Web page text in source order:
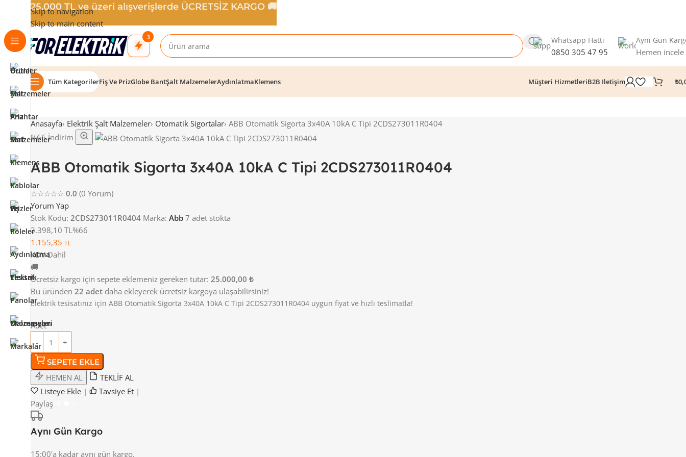
Skip to navigation
Skip to main content
3 Whatsapp Hattı
0850 305 47 95
Aynı Gün
Hemen incele
Tüm KategorilerFiş Ve PrizGlobe BantŞalt MalzemelerAydınlatmaKlemens Müşteri HizmetleriB2B Iletişim ₺
Anasayfa› Elektrik Şalt Malzemeler› Otomatik Sigortalar› ABB Otomatik Sigorta 3x40A 10kA C Tipi 2CDS273011R0404
%66 İndirim
ABB Otomatik Sigorta 3x40A 10kA C Tipi 2CDS273011R0404
☆☆☆☆☆ 0.0 (0 Yorum)
Yorum Yap
Stok Kodu: 2CDS273011R0404 Marka: Abb 7 adet stokta
3.398,10 TL%66
1.155,35 TL
KDV Dahil
🚚
Ücretsiz kargo için sepete eklemeniz gereken tutar: 25.000,00 ₺
Bu üründen 22 adet daha ekleyerek ücretsiz kargoya ulaşabilirsiniz!
Elektrik tesisatınız için ABB Otomatik Sigorta 3x40A 10kA C Tipi 2CDS273011R0404 uygun fiyat ve hızlı teslimatla!
Adet
SEPETE EKLE
HEMEN AL
TEKLİF AL
Listeye Ekle | Tavsiye Et |
Paylaş
Aynı Gün Kargo
15:00'a kadar aynı gün kargo.
25.000 TL ve üzeri alışverişlerde ÜCRETSİZ KARGO 🚚